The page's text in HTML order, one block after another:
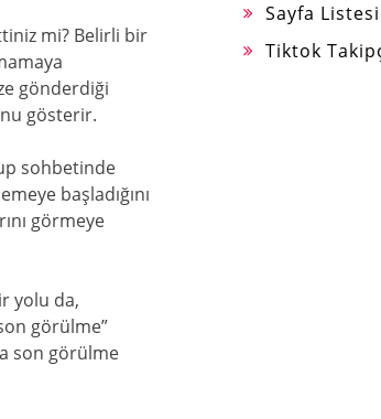
mi? Belirli bir
gönderdiği
gösterir.
sohbetinde
başladığını
görmeye
yolu da,
görülme”
son görülme
Sayfa Listesi
Tiktok